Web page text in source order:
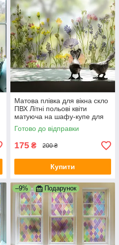
Матова плівка для вікна скло
ПВХ Літні польові квіти
матуюча на шафу-купе для
дзеркала 1000х500 мм
Готово до відправки
175 ₴ 200 ₴
Купити
–9% Подарунок